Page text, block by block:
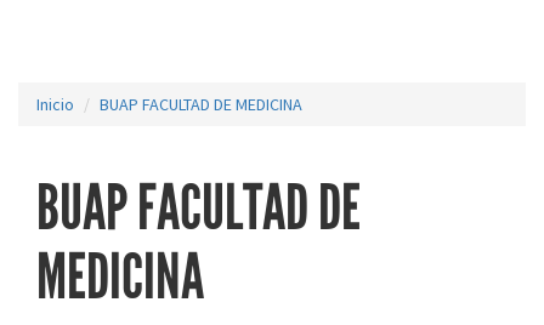
Inicio BUAP FACULTAD DE MEDICINA
BUAP FACULTAD DE
MEDICINA